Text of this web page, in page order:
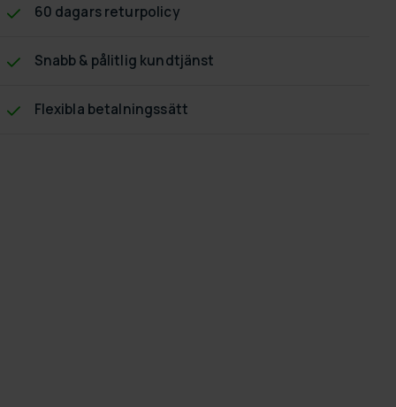
60 dagars returpolicy
Snabb & pålitlig kundtjänst
Flexibla betalningssätt